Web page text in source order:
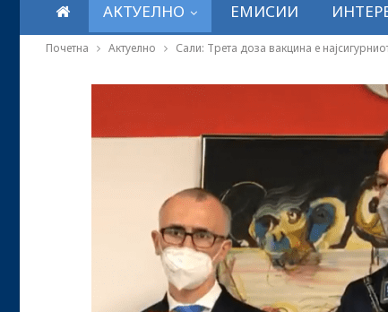
АКТУЕЛНО ЕМИСИИ
Почетна Актуелно Сали: Трета доза вакцина е